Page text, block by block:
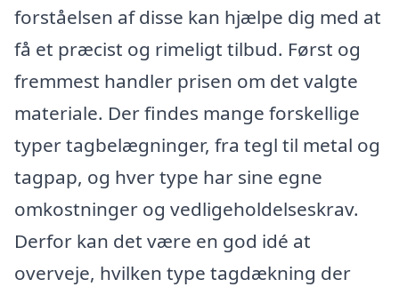
forståelsen af disse kan hjælpe dig med at
få et præcist og rimeligt tilbud. Først og
fremmest handler prisen om det valgte
materiale. Der findes mange forskellige
typer tagbelægninger, fra tegl til metal og
tagpap, og hver type har sine egne
omkostninger og vedligeholdelseskrav.
Derfor kan det være en god idé at
overveje, hvilken type tagdækning der